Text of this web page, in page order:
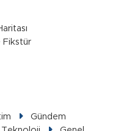
Fikstür
Gündem